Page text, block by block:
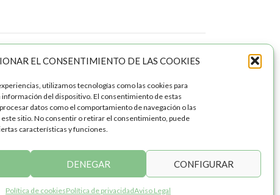
EL CONSENTIMIENTO DE LAS COOKIES
utilizamos tecnologías como las cookies para
información del dispositivo. El consentimiento de estas
datos como el comportamiento de navegación o las
sitio. No consentir o retirar el consentimiento, puede
características y funciones.
DENEGAR CONFIGURAR
Política de cookiesPolítica de privacidadAviso Legal
Categoría